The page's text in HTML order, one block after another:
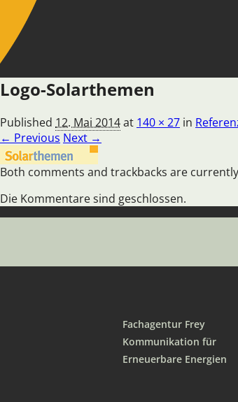
Logo-Solarthemen
Published 12. Mai 2014at 140 × 27 in
← Previous Next →
Both comments and trackbacks are
Die Kommentare sind geschlossen.
Fachagentur Frey
Kommunikation für
Erneuerbare Energien